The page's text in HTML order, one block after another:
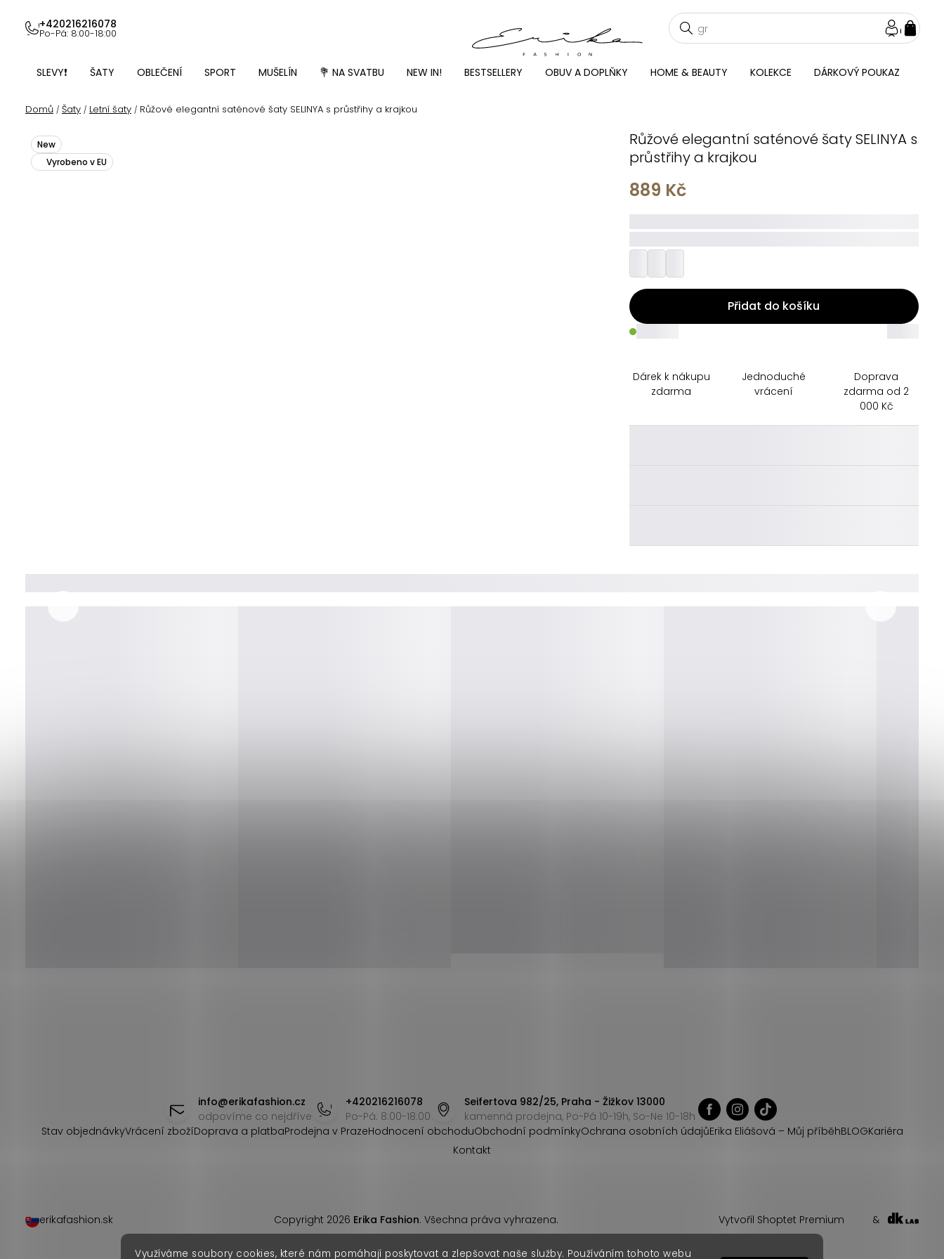
Využíváme soubory cookies, které nám pomáhají poskytovat a zlepšovat naše služby. Používáním tohoto webu
obsah
+420216216078
Po-Pá: 8:00-18:00
SLEVY❗ ŠATY OBLEČENÍ SPORT MUŠELÍN 💐 NA SVATBU NEW IN! BESTSELLERY OBUV A DOPLŇKY HOME & BEAUTY KOLEKCE DÁRKOVÝ POUKAZ
Domů / Šaty / Letní šaty / Růžové elegantní saténové šaty SELINYA s průstřihy a krajkou
Růžové elegantní saténové šaty SELINYA s
průstřihy a krajkou
New
Vyrobeno v EU
889 Kč
Přidat do košíku
_____
Dárek k nákupu
zdarma
Jednoduché
vrácení
Doprava
zdarma od 2
000 Kč
info@erikafashion.cz
odpovíme co nejdříve
+420216216078
Po-Pá: 8:00-18:00
Seifertova 982/25, Praha - Žižkov 13000
kamenná prodejna, Po-Pá 10-19h, So-Ne 10-18h
Stav objednávkyVrácení zbožíDoprava a platbaProdejna v PrazeHodnocení obchoduObchodní podmínkyOchrana osobních údajůErika Eliášová – Můj příběhBLOGKariéra
Kontakt
Vytvořil Shoptet Premium &
Copyright 2026 Erika Fashion. Všechna práva vyhrazena.
erikafashion.sk